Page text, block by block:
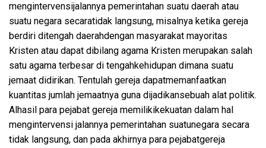
mengintervensijalannya pemerintahan suatu daerah atau
suatu negara secaratidak langsung, misalnya ketika gereja
berdiri ditengah daerahdengan masyarakat mayoritas
Kristen atau dapat dibilang agama Kristen merupakan salah
satu agama terbesar di tengahkehidupan dimana suatu
jemaat didirikan. Tentulah gereja dapatmemanfaatkan
kuantitas jumlah jemaatnya guna dijadikansebuah alat politik.
Alhasil para pejabat gereja memilikikekuatan dalam hal
mengintervensi jalannya pemerintahan suatunegara secara
tidak langsung, dan pada akhirnya para pejabatgereja